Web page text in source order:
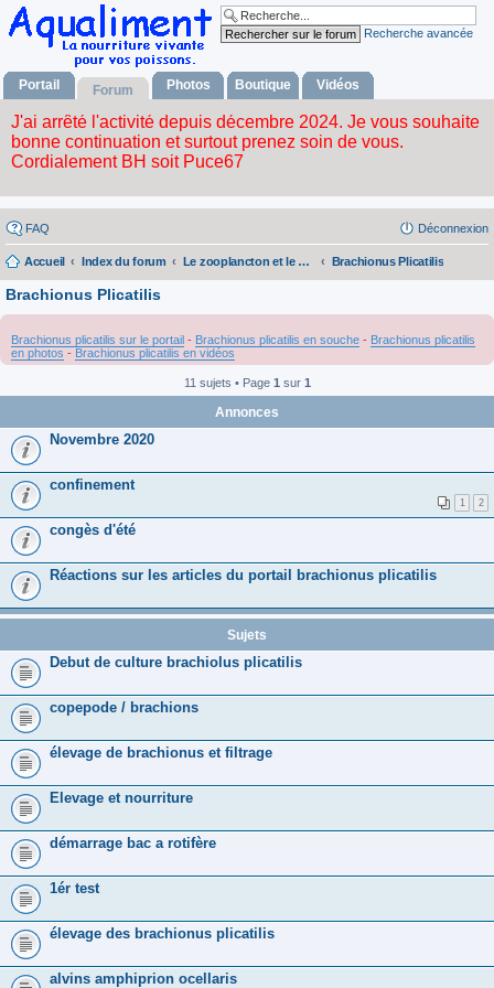
Recherche avancée
Portail Forum Photos Boutique Vidéos
FAQ Déconnexion
Accueil Index du forum Le zooplancton et le phytoplancton Brachionus Plicatilis
Brachionus Plicatilis
Brachionus plicatilis sur le portail - Brachionus plicatilis en souche - Brachionus plicatilis
en photos - Brachionus plicatilis en vidéos
11 sujets • Page 1 sur 1
Annonces
Novembre 2020
confinement
1 2
congès d'été
Réactions sur les articles du portail brachionus plicatilis
Sujets
Debut de culture brachiolus plicatilis
copepode / brachions
élevage de brachionus et filtrage
Elevage et nourriture
démarrage bac a rotifère
1ér test
élevage des brachionus plicatilis
alvins amphiprion ocellaris